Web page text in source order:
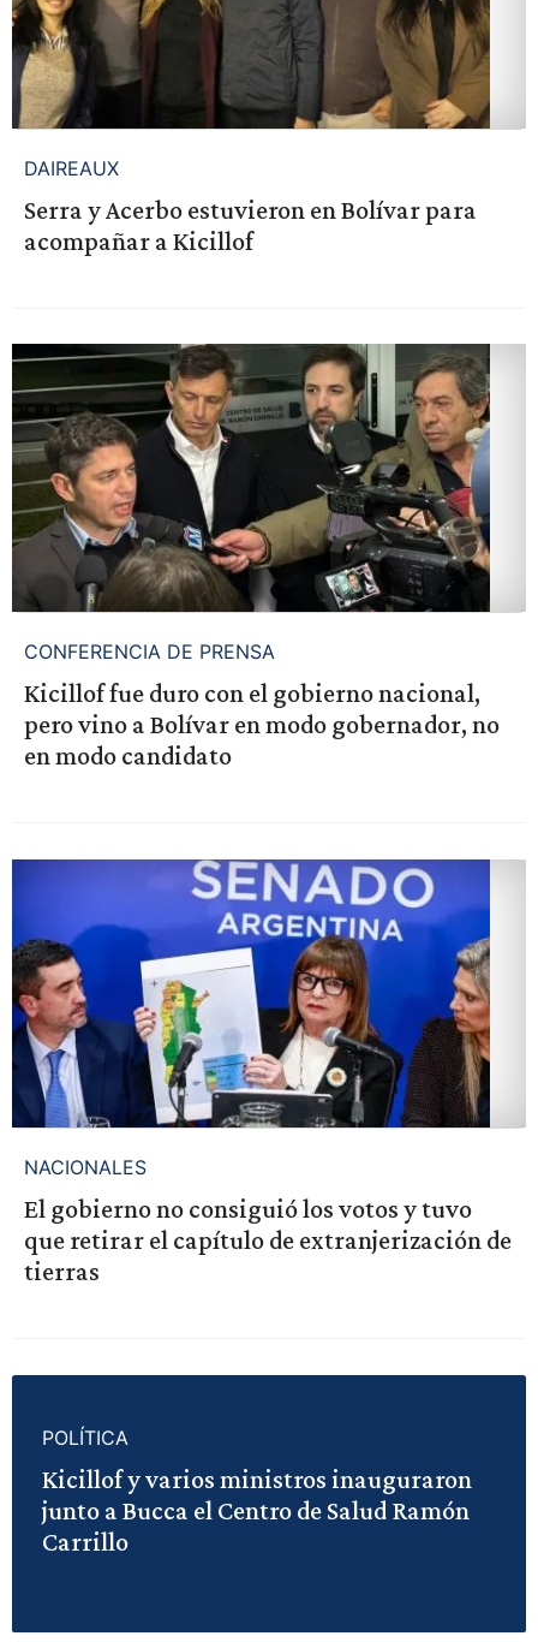
DAIREAUX
Serra y Acerbo estuvieron en Bolívar para
acompañar a Kicillof
CONFERENCIA DE PRENSA
Kicillof fue duro con el gobierno nacional,
pero vino a Bolívar en modo gobernador, no
en modo candidato
NACIONALES
El gobierno no consiguió los votos y tuvo
que retirar el capítulo de extranjerización de
tierras
POLÍTICA
Kicillof y varios ministros inauguraron
junto a Bucca el Centro de Salud Ramón
Carrillo